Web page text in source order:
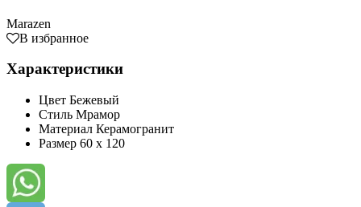
Marazen
В избранное
Характеристики
Цвет Бежевый
Стиль Мрамор
Материал Керамогранит
Размер 60 x 120